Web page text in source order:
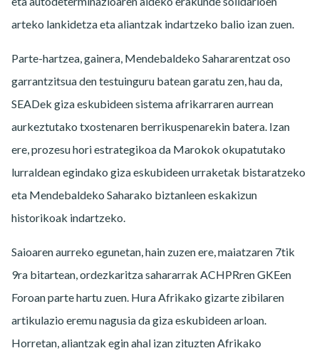
arteko lankidetza eta aliantzak indartzeko balio izan zuen.
Parte-hartzea, gainera, Mendebaldeko Sahararentzat oso
garrantzitsua den testuinguru batean garatu zen, hau da,
SEADek giza eskubideen sistema afrikarraren aurrean
aurkeztutako txostenaren berrikuspenarekin batera. Izan
ere, prozesu hori estrategikoa da Marokok okupatutako
lurraldean egindako giza eskubideen urraketak bistaratzeko
eta Mendebaldeko Saharako biztanleen eskakizun
historikoak indartzeko.
Saioaren aurreko egunetan, hain zuzen ere, maiatzaren 7tik
9ra bitartean, ordezkaritza sahararrak ACHPRren GKEen
Foroan parte hartu zuen. Hura Afrikako gizarte zibilaren
artikulazio eremu nagusia da giza eskubideen arloan.
Horretan, aliantzak egin ahal izan zituzten Afrikako